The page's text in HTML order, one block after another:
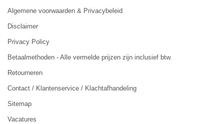
Algemene voorwaarden & Privacybeleid
Disclaimer
Privacy Policy
Betaalmethoden - Alle vermelde prijzen zijn inclusief btw.
Retourneren
Contact / Klantenservice / Klachtafhandeling
Sitemap
Vacatures